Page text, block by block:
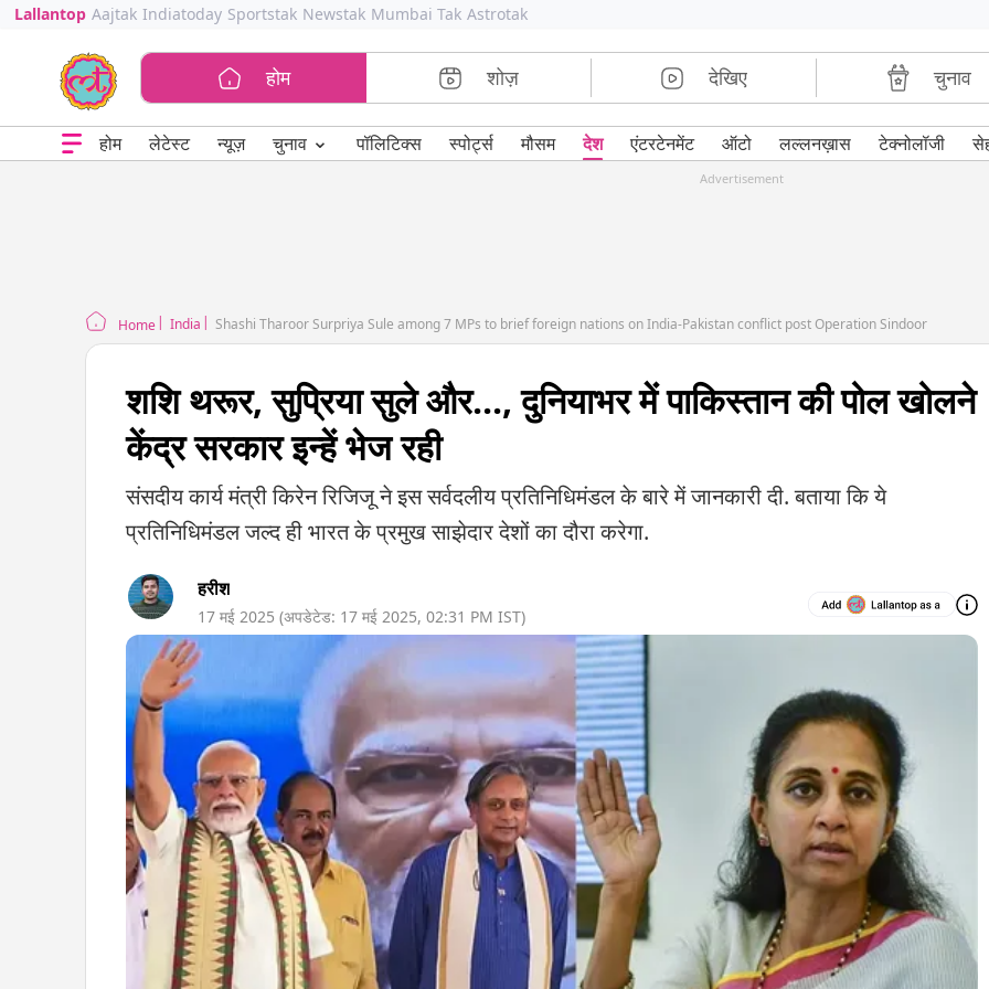
Lallantop Aajtak Indiatoday Sportstak Newstak Mumbai Tak Astrotak
होम शोज़ देखिए चुनाव
होम लेटेस्ट न्यूज़ चुनाव ⌄ पॉलिटिक्स स्पोर्ट्स मौसम देश एंटरटेनमेंट ऑटो लल्लनख़ास टेक्नोलॉजी
Advertisement
Home India Shashi Tharoor Surpriya Sule among 7 MPs to brief foreign nations on India-Pakistan conflict post Operation Sindoor
शशि थरूर, सुप्रिया सुले और..., दुनियाभर में पाकिस्तान की पोल खोलने
केंद्र सरकार इन्हें भेज रही
संसदीय कार्य मंत्री किरेन रिजिजू ने इस सर्वदलीय प्रतिनिधिमंडल के बारे में जानकारी दी. बताया कि ये
प्रतिनिधिमंडल जल्द ही भारत के प्रमुख साझेदार देशों का दौरा करेगा.
हरीश
17 मई 2025 (अपडेटेड: 17 मई 2025, 02:31 PM IST)